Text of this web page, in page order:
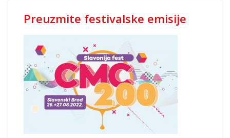
Preuzmite festivalske emisije